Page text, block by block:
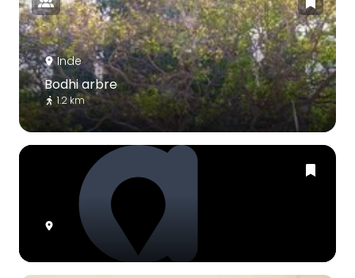
Inde
Bodhi arbre
1.2 km